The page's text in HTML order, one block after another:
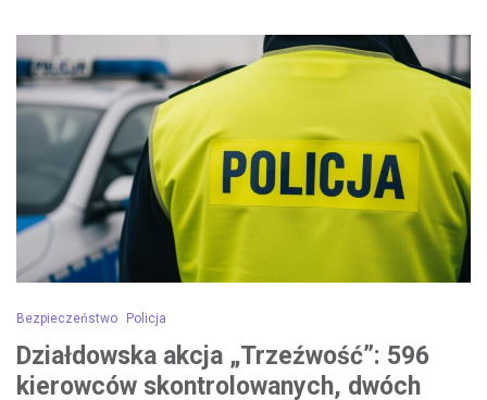
Bezpieczeństwo Policja
Działdowska akcja „Trzeźwość”: 596
kierowców skontrolowanych, dwóch